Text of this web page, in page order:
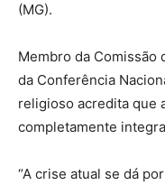
(MG).
Membro da Comissão
da Conferência
religioso acredita que
completamente
“A crise atual se dá